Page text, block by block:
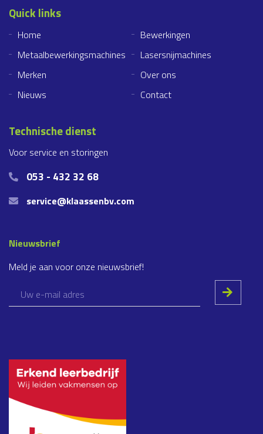
Quick links
Home
Bewerkingen
Metaalbewerkingsmachines
Lasersnijmachines
Merken
Over ons
Nieuws
Contact
Technische dienst
Voor service en storingen
053 - 432 32 68
service@klaassenbv.com
Nieuwsbrief
Meld je aan voor onze nieuwsbrief!